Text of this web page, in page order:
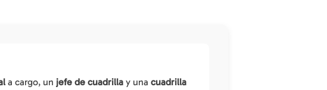
a cargo, un jefe de cuadrilla y unacuadrilla